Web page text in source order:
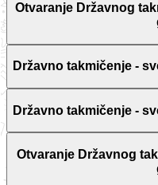
Otvaranje Državnog
Državno takmičenje -
Državno takmičenje -
Otvaranje Državnog